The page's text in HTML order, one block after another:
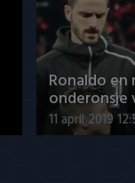
Ronaldo
onderonsje
11 april 2019